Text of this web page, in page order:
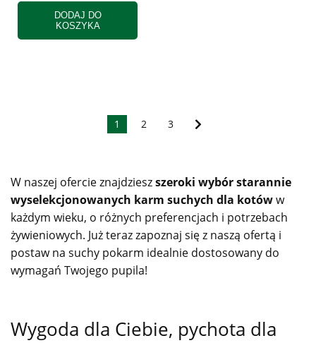
DODAJ DO
KOSZYKA
1 2 3
W naszej ofercie znajdzieszszeroki wybór starannie
wyselekcjonowanych karm suchych dla kotóww
każdym wieku, o różnych preferencjach i potrzebach
żywieniowych. Już teraz zapoznaj się z naszą ofertą i
postaw na suchy pokarm idealnie dostosowany do
wymagań Twojego pupila!
Wygoda dla Ciebie, pychota dla